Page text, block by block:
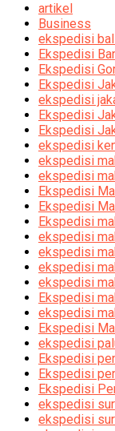
artikel
Business
ekspedisi
Ekspedisi
Ekspedisi
Ekspedisi
ekspedisi
Ekspedisi
Ekspedisi
ekspedisi
ekspedisi
ekspedisi
Ekspedisi
Ekspedisi
Ekspedisi
ekspedisi
ekspedisi
ekspedisi
ekspedisi
Ekspedisi
ekspedisi
Ekspedisi
ekspedisi
Ekspedisi
Ekspedisi
Ekspedisi
ekspedisi
ekspedisi